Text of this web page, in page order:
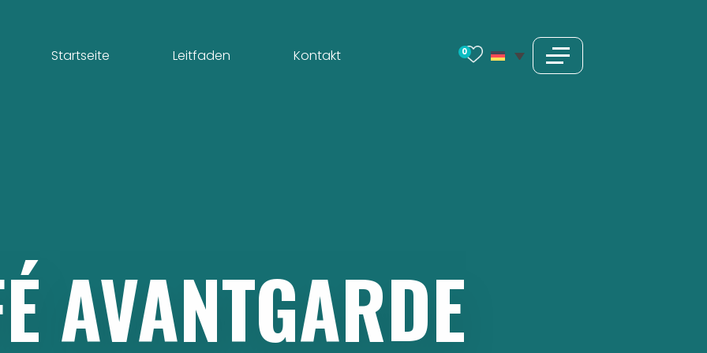
Startseite Leitfaden Kontakt 0
AVANTGARDE